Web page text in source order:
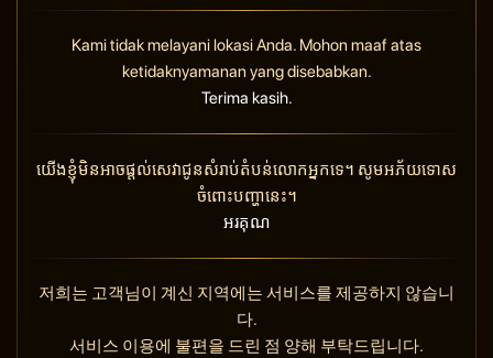
Kami tidak melayani lokasi Anda. Mohon maaf atas
ketidaknyamanan yang disebabkan.
Terima kasih.
យើងខ្ញុំមិនអាចផ្តល់សេវាជូនសំរាប់តំបន់លោកអ្នកទេ។ សូមអភ័យទោស
ចំពោះបញ្ហានេះ។
អរគុណ
저희는 고객님이 계신 지역에는 서비스를 제공하지 않습니
다.
서비스 이용에 불편을 드린 점 양해 부탁드립니다.